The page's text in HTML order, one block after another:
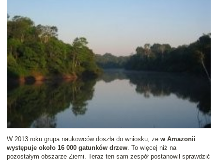
W 2013 roku grupa naukowców doszła do wniosku, że w Amazonii
występuje około 16 000 gatunków drzew. To więcej niż na
pozostałym obszarze Ziemi. Teraz ten sam zespół postanowił sprawdzić